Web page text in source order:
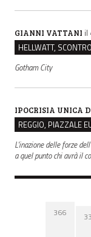
GIANNI VATTANI il
Gotham City
IPOCRISIA UNICA
L'inazione delle forze
a quel punto chi avrà il
366